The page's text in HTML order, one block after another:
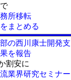
所移転
まとめる
の西川康士開発支
を報告
割安に
業界研究セミナー